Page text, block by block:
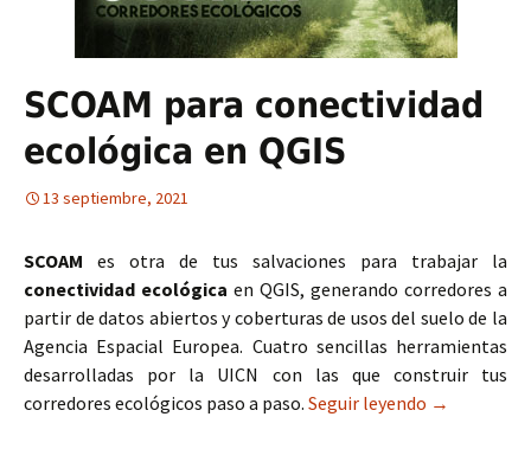
SCOAM para conectividad
ecológica en QGIS
13 septiembre, 2021
SCOAM es otra de tus salvaciones para trabajar la
conectividad ecológica en QGIS, generando corredores a
partir de datos abiertos y coberturas de usos del suelo de la
Agencia Espacial Europea. Cuatro sencillas herramientas
desarrolladas por la UICN con las que construir tus
corredores ecológicos paso a paso. Seguir leyendo SCOAM
→